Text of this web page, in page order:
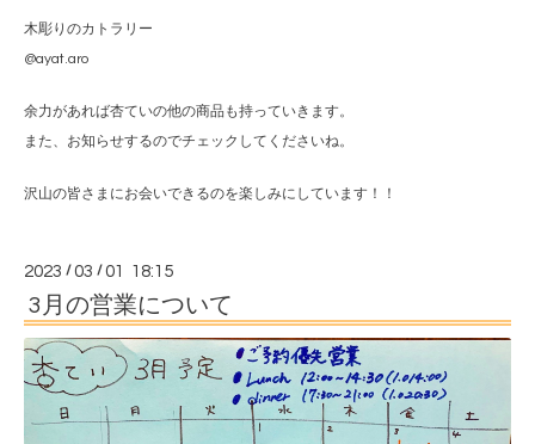
木彫りのカトラリー
@ayat.aro
余力があれば杏ていの他の商品も持っていきます。
また、お知らせするのでチェックしてくださいね。
沢山の皆さまにお会いできるのを楽しみにしています！！
2023 /03 /01 18:15
3月の営業について